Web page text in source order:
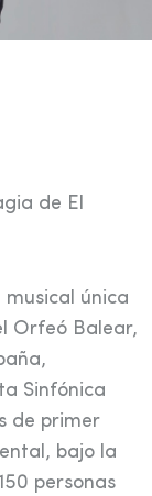
de El
única
Orfeó Balear,
Sinfónica
de primer
bajo la
personas